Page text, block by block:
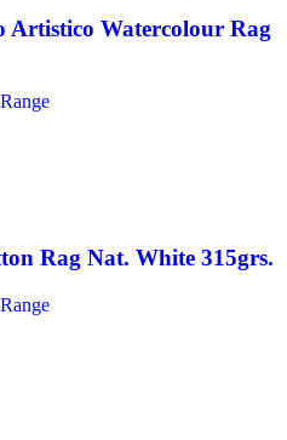
Watercolour Rag
Rag Nat. White 315grs.